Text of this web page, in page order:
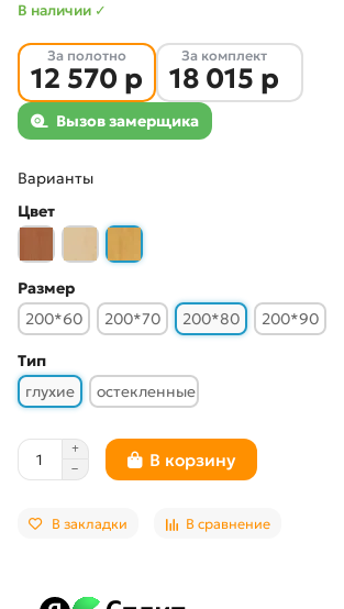
В наличии ✓
За полотно
12 570 р
За комплект
18 015 р
Вызов замерщика
Варианты
Цвет
Размер
200*60
200*70 200*80 200*90
Тип
глухие
остекленные
В корзину
В закладки В сравнение